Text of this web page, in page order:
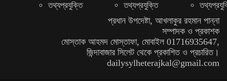
তথ্যপ্রযুক্তি
তথ্যপ্রযুক্তি
প্রধান উপদেষ্টা, আখলাকুর রহমান পান্না
সম্পাদক ও প্রকাশক
মোস্তাক আহমদ মোস্তাফা, মোবাইল 01716935647,
জিন্দাবাজার সিলেট থেকে প্রকাশিত ও প্রচারিত।
dailysylheterajkal@gmail.com